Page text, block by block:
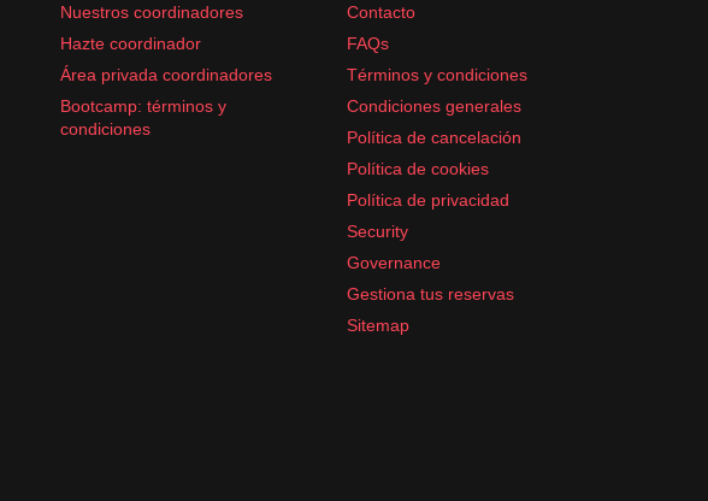
Nuestros coordinadores
Hazte coordinador
Área privada coordinadores
Bootcamp: términos y
condiciones
Contacto
FAQs
Términos y condiciones
Condiciones generales
Política de cancelación
Política de cookies
Política de privacidad
Security
Governance
Gestiona tus reservas
Sitemap